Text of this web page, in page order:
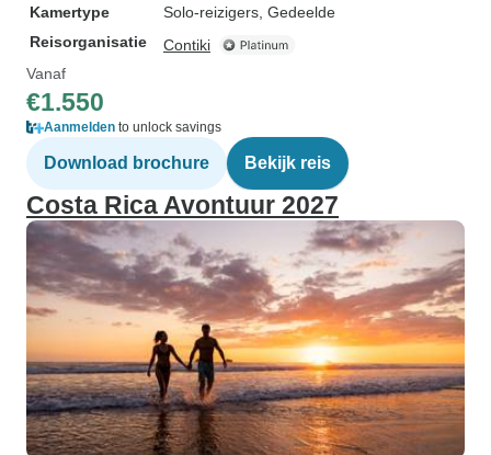
Kamertype
Solo-reizigers, Gedeelde
Reisorganisatie
Contiki
Vanaf
€1.550
Aanmelden to unlock savings
Download brochure Bekijk reis
Costa Rica Avontuur 2027